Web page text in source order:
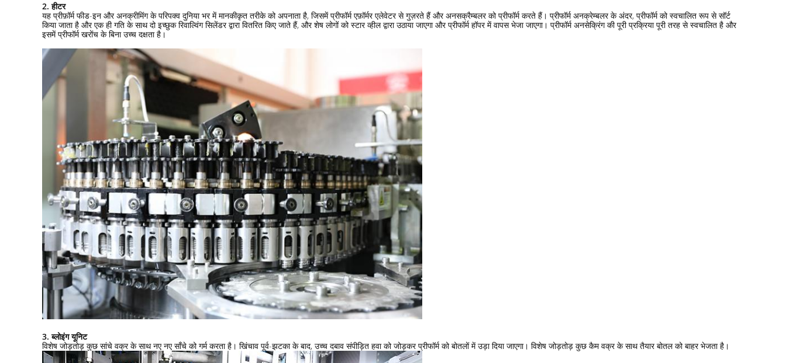
2. हीटर
यह प्रीफ़ॉर्म फीड-इन और अनक्रीमिंग के परिपक्व दुनिया भर में मानकीकृत तरीके को अपनाता है, जिसमें प्रीफॉर्म एफ़ॉर्मर एलेवेटर से गुज़रते हैं और अनसक्रैम्बलर को प्रीफॉर्म करते हैं। प्रीफॉर्म अनक्रेम्बलर के अंदर, प्रीफॉर्म को स्वचालित रूप से सॉर्ट
किया जाता है और एक ही गति के साथ दो इच्छुक रिवाल्विंग सिलेंडर द्वारा वितरित किए जाते हैं, और शेष लोगों को स्टार व्हील द्वारा उठाया जाएगा और प्रीफॉर्म हॉपर में वापस भेजा जाएगा। प्रीफॉर्म अनसेक्रिंग की पूरी प्रक्रिया पूरी तरह से स्वचालित है और
इसमें प्रीफॉर्म खरोंच के बिना उच्च दक्षता है।
3. ब्लोइंग यूनिट
विशेष जोड़तोड़ कुछ सांचे वक्र के साथ नए नए साँचे को गर्म करता है। खिंचाव पूर्व-झटका के बाद, उच्च दबाव संपीड़ित हवा को जोड़कर प्रीफॉर्म को बोतलों में उड़ा दिया जाएगा। विशेष जोड़तोड़ कुछ कैम वक्र के साथ तैयार बोतल को बाहर भेजता है।